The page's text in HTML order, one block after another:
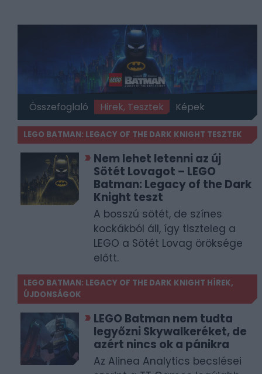
Összefoglaló Hirek, Tesztek Képek
LEGO BATMAN: LEGACY OF THE DARK KNIGHT TESZTEK
Nem lehet letenni az új
Sötét Lovagot – LEGO
Batman: Legacy of the Dark
Knight teszt
A bosszú sötét, de színes
kockákból áll, így tiszteleg a
LEGO a Sötét Lovag öröksége
előtt.
LEGO BATMAN: LEGACY OF THE DARK KNIGHT HÍREK,
ÚJDONSÁGOK
LEGO Batman nem tudta
legyőzni Skywalkeréket, de
azért nincs ok a pánikra
Az Alinea Analytics becslései